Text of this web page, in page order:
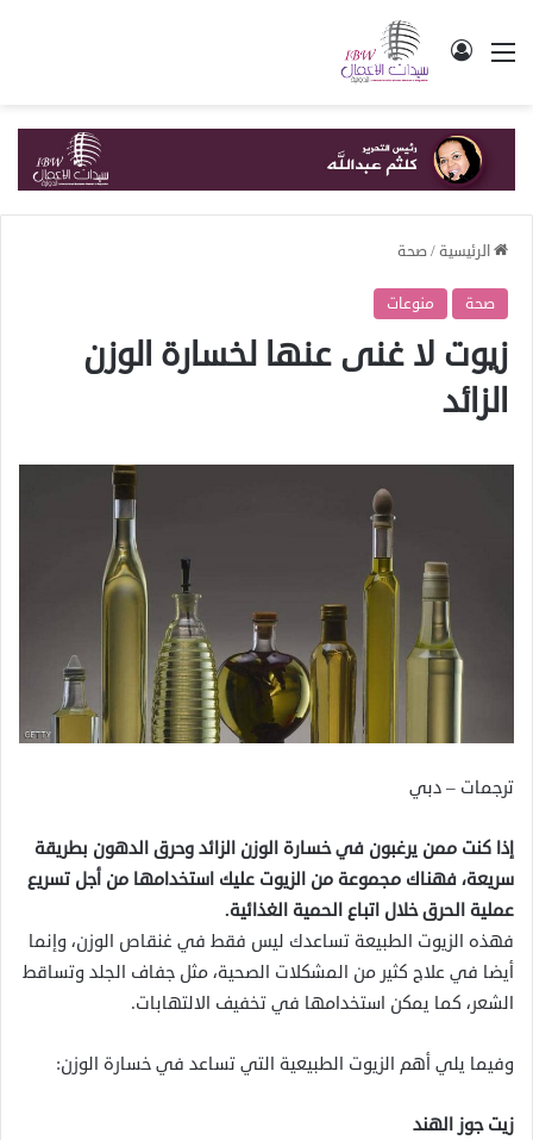
القائمة تسجيل الدخول
الرئيسية/صحة
صحة منوعات
زيوت لا غنى عنها لخسارة الوزن
الزائد
ترجمات – دبي
إذا كنت ممن يرغبون في خسارة الوزن الزائد وحرق الدهون بطريقة
سريعة، فهناك مجموعة من الزيوت عليك استخدامها من أجل تسريع
عملية الحرق خلال اتباع الحمية الغذائية.
فهذه الزيوت الطبيعة تساعدك ليس فقط في غنقاص الوزن، وإنما
أيضا في علاج كثير من المشكلات الصحية، مثل جفاف الجلد وتساقط
الشعر، كما يمكن استخدامها في تخفيف الالتهابات.
وفيما يلي أهم الزيوت الطبيعية التي تساعد في خسارة الوزن:
زيت جوز الهند